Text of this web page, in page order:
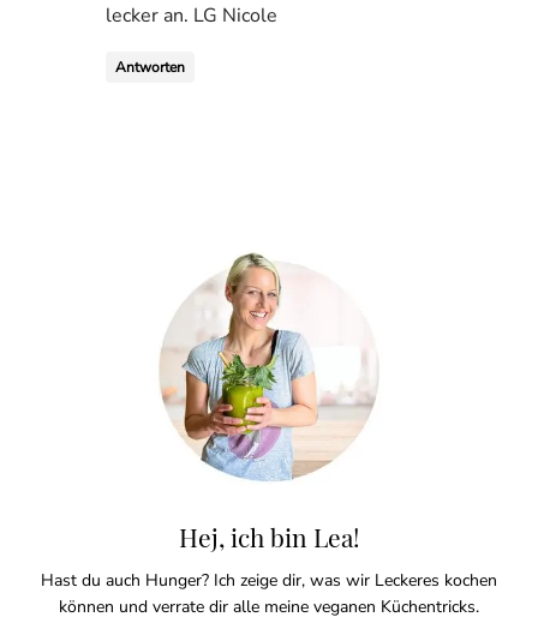
lecker an. LG Nicole
Antworten
Hej, ich bin Lea!
Hast du auch Hunger? Ich zeige dir, was wir Leckeres kochen
können und verrate dir alle meine veganen Küchentricks.